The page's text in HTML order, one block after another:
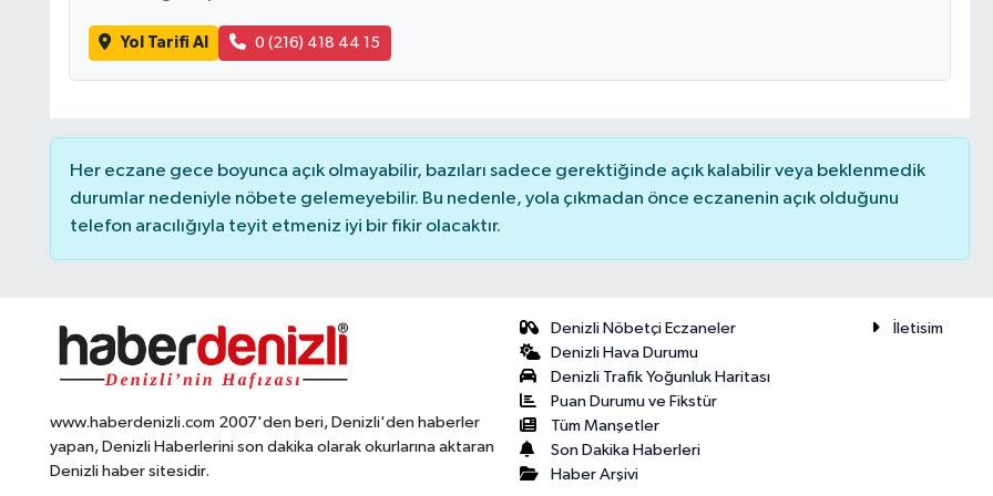
Yol Tarifi Al 0 (216) 418 44 15
Her eczane gece boyunca açık olmayabilir, bazıları sadece gerektiğinde açık kalabilir veya beklenmedik
durumlar nedeniyle nöbete gelemeyebilir. Bu nedenle, yola çıkmadan önce eczanenin açık olduğunu
telefon aracılığıyla teyit etmeniz iyi bir fikir olacaktır.
www.haberdenizli.com 2007'den beri, Denizli'den haberler
yapan, Denizli Haberlerini son dakika olarak okurlarına aktaran
Denizli haber sitesidir.
Denizli Nöbetçi Eczaneler
Denizli Hava Durumu
Denizli Trafik Yoğunluk Haritası
Puan Durumu ve Fikstür
Tüm Manşetler
Son Dakika Haberleri
Haber Arşivi
İletisim